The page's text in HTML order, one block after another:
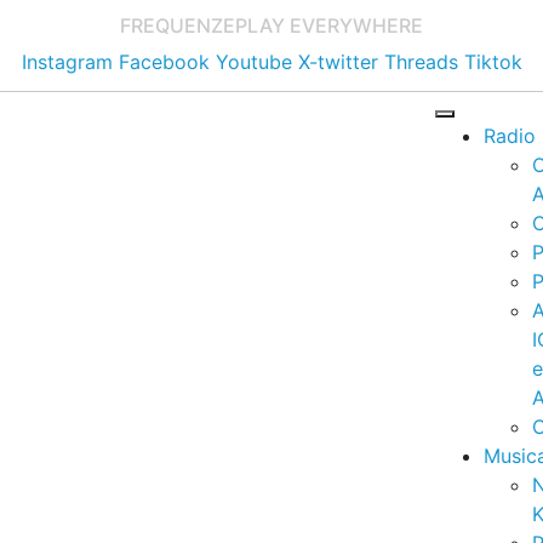
FREQUENZEPLAY EVERYWHERE
Instagram Facebook Youtube X-twitter Threads Tiktok
Radio
e